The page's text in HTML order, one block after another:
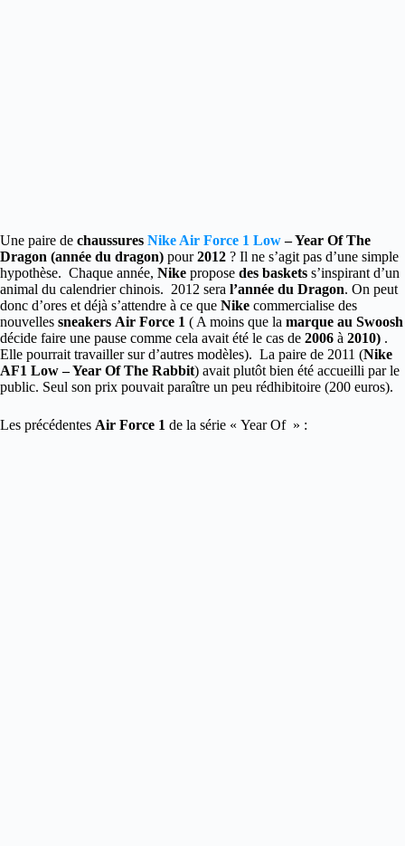
Une paire de chaussures Nike Air Force 1 Low– Year Of The
Dragon (année du dragon) pour2012 ? Il ne s’agit pas d’une simple
hypothèse. Chaque année, Nike propose des baskets s’inspirant d’un
animal du calendrier chinois. 2012 sera l’année du Dragon. On peut
donc d’ores et déjà s’attendre à ce que Nike commercialise des
nouvelles sneakers Air Force 1 ( A moins que la marque au Swoosh
décide faire une pause comme cela avait été le cas de 2006 à 2010) .
Elle pourrait travailler sur d’autres modèles). La paire de 2011 (Nike
AF1 Low – Year Of The Rabbit) avait plutôt bien été accueilli par le
public. Seul son prix pouvait paraître un peu rédhibitoire (200 euros).
Les précédentes Air Force 1 de la série « Year Of » :